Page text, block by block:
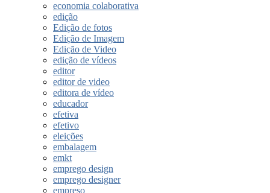
economia colaborativa
edição
Edição de fotos
Edição de Imagem
Edição de Video
edição de vídeos
editor
editor de video
editora de vídeo
educador
efetiva
efetivo
eleições
embalagem
emkt
emprego design
emprego designer
empreso